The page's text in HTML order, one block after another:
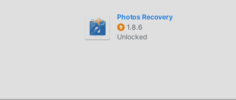
Photos Recovery
1.8.6
Unlocked